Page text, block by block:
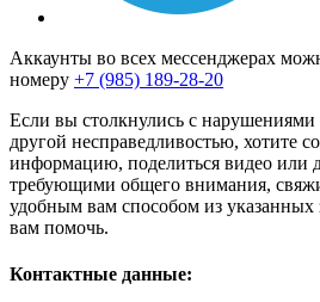
Аккаунты во всех мессенджерах
номеру +7 (985) 189-28-20
Если вы столкнулись с нарушениями
другой несправедливостью, хотите
информацию, поделиться видео или
требующими общего внимания,
удобным вам способом из указанных
вам помочь.
Контактные данные: